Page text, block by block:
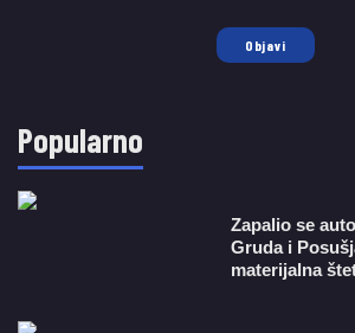
Objavi
Popularno
Zapalio se
Gruda i
materijalna